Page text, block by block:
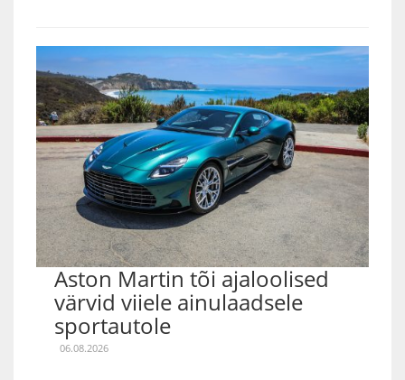
Aston Martin tõi ajaloolised
värvid viiele ainulaadsele
sportautole
06.08.2026